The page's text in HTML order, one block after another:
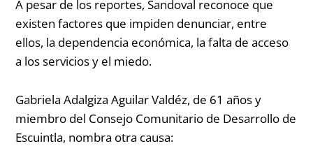
A pesar de los reportes, Sandoval reconoce que
existen factores que impiden denunciar, entre
ellos, la dependencia económica, la falta de acceso
a los servicios y el miedo.
Gabriela Adalgiza Aguilar Valdéz, de 61 años y
miembro del Consejo Comunitario de Desarrollo de
Escuintla, nombra otra causa: